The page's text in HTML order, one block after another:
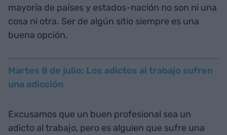
mayoría de países y estados-nación no son ni una
cosa ni otra. Ser de algún sitio siempre es una
buena opción.
Martes 8 de julio: Los adictos al trabajo sufren
una adicción
Excusamos que un buen profesional sea un
adicto al trabajo, pero es alguien que sufre una